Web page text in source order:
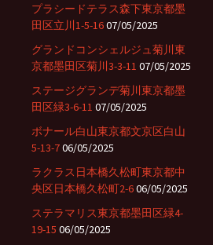
プラシードテラス森下東京都墨
田区立川1-5-1607/05/2025
グランドコンシェルジュ菊川東
京都墨田区菊川3-3-11 07/05/2025
ステージグランデ菊川東京都墨
田区緑3-6-11 07/05/2025
ボナール白山東京都文京区白山
5-13-706/05/2025
ラクラス日本橋久松町東京都中
央区日本橋久松町2-606/05/2025
ステラマリス東京都墨田区緑4-
19-15 06/05/2025